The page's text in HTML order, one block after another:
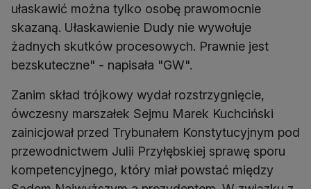
ułaskawić można tylko osobę prawomocnie
skazaną. Ułaskawienie Dudy nie wywołuje
żadnych skutków procesowych. Prawnie jest
bezskuteczne" - napisała "GW".
Zanim skład trójkowy wydał rozstrzygnięcie,
ówczesny marszałek Sejmu Marek Kuchciński
zainicjował przed Trybunałem Konstytucyjnym pod
przewodnictwem Julii Przyłębskiej sprawę sporu
kompetencyjnego, który miał powstać między